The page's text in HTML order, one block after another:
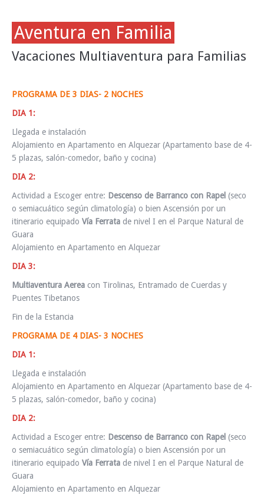
Aventura en Familia
Vacaciones Multiaventura para Familias
PROGRAMA DE 3 DIAS- 2 NOCHES
DIA 1:
Llegada e instalación
Alojamiento en Apartamento en Alquezar (Apartamento base de 4-
5 plazas, salón-comedor, baño y cocina)
DIA 2:
Actividad a Escoger entre: Descenso de Barranco con Rapel (seco
o semiacuático según climatología) o bien Ascensión por un
itinerario equipado Vía Ferrata de nivel I en el Parque Natural de
Guara
Alojamiento en Apartamento en Alquezar
DIA 3:
Multiaventura Aerea con Tirolinas, Entramado de Cuerdas y
Puentes Tibetanos
Fin de la Estancia
PROGRAMA DE 4 DIAS- 3 NOCHES
DIA 1:
Llegada e instalación
Alojamiento en Apartamento en Alquezar (Apartamento base de 4-
5 plazas, salón-comedor, baño y cocina)
DIA 2:
Actividad a Escoger entre: Descenso de Barranco con Rapel (seco
o semiacuático según climatología) o bien Ascensión por un
itinerario equipado Vía Ferrata de nivel I en el Parque Natural de
Guara
Alojamiento en Apartamento en Alquezar